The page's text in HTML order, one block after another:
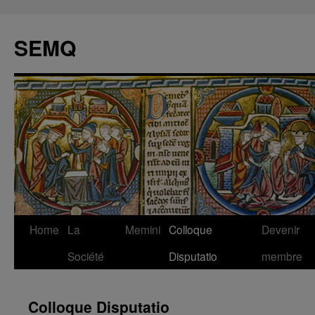
content
SEMQ
Home
La
Société
Memini Colloque
Disputatio
Devenir
membre
Colloque Disputatio